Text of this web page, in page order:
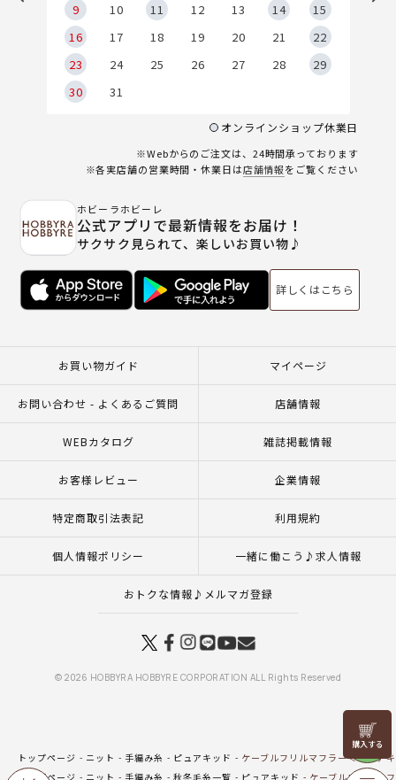
リリヤン
フェア
9
10 11 12 13 14
15
16
17 18 19 20 21
22
23
24 25 26 27 28
29
30
31
オンラインショップ休業日
※Webからのご注文は、24時間承っております
※各実店舗の営業時間・休業日は店舗情報をご覧ください
ホビーラホビーレ
公式アプリで最新情報をお届け！
サクサク見られて、楽しいお買い物♪
詳しくはこちら
お買い物ガイド マイページ
お問い合わせ - よくあるご質問 店舗情報
WEBカタログ 雑誌掲載情報
お客様レビュー 企業情報
特定商取引法表記 利用規約
個人情報ポリシー 一緒に働こう♪求人情報
おトクな情報♪メルマガ登録
© 2026 HOBBYRA HOBBYRE CORPORATION ALL Rights Reserved
トップページ ニット 手編み糸 ピュアキッド
ケーブルフリルマフラー＜ピュア
トップページ
ニット 手編み糸 秋冬毛糸一覧 ピュアキッド ケーブルフリルマ